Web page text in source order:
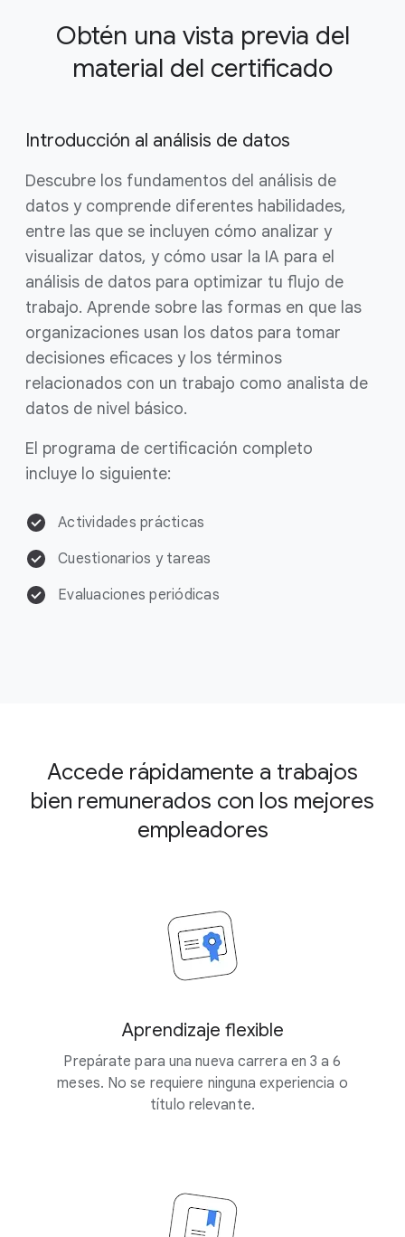
Obtén una vista previa del
material del certificado
Introducción al análisis de datos
Descubre los fundamentos del análisis de
datos y comprende diferentes habilidades,
entre las que se incluyen cómo analizar y
visualizar datos, y cómo usar la IA para el
análisis de datos para optimizar tu flujo de
trabajo. Aprende sobre las formas en que las
organizaciones usan los datos para tomar
decisiones eficaces y los términos
relacionados con un trabajo como analista de
datos de nivel básico.
El programa de certificación completo
incluye lo siguiente:
Actividades prácticas
Cuestionarios y tareas
Evaluaciones periódicas
Accede rápidamente a trabajos
bien remunerados con los mejores
empleadores
Aprendizaje flexible
Prepárate para una nueva carrera en 3 a 6
meses. No se requiere ninguna experiencia o
título relevante.